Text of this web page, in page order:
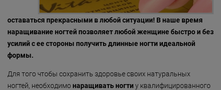
оставаться прекрасными в любой ситуации! В наше время
наращивание ногтей позволяет любой женщине быстро и без
усилий с ее стороны получить длинные ногти идеальной
формы.
Для того чтобы сохранить здоровье своих натуральных
ногтей, необходимо наращивать ногтиу квалифицированного
«Detoxygene»
«Beauty-ассорти»
«Леди Совершенство»
«Секрет Красоты»